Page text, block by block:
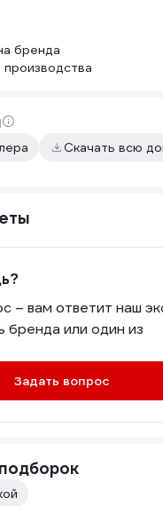
бренда
Скачать всю
– вам ответит наш
бренда или один из
Задать вопрос